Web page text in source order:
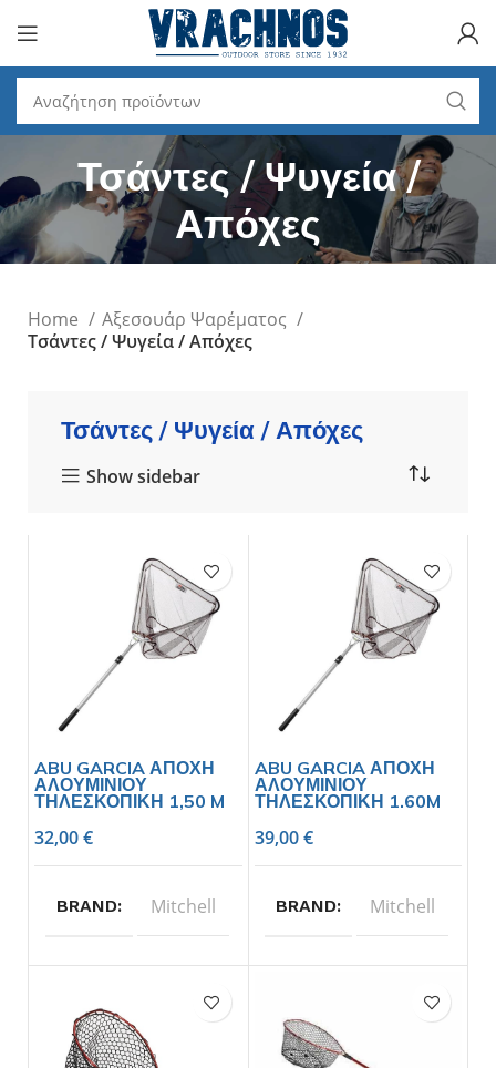
Τσάντες / Ψυγεία /
Απόχες
Home
Αξεσουάρ Ψαρέματος
Τσάντες / Ψυγεία / Απόχες
Τσάντες / Ψυγεία / Απόχες
Show sidebar
ABU GARCIA ΑΠΟΧΗ
ΑΛΟΥΜΙΝΙΟΥ
ΤΗΛΕΣΚΟΠΙΚΗ 1,50 M
32,00€
BRAND Mitchell
ABU GARCIA ΑΠΟΧΗ
ΑΛΟΥΜΙΝΙΟΥ
ΤΗΛΕΣΚΟΠΙΚΗ 1.60M
39,00€
BRAND Mitchell